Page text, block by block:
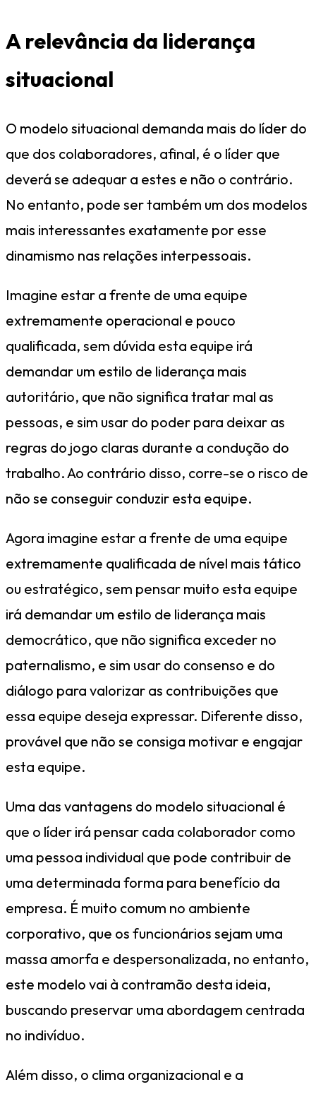
A relevância da liderança
situacional
O modelo situacional demanda mais do líder do
que dos colaboradores, afinal, é o líder que
deverá se adequar a estes e não o contrário.
No entanto, pode ser também um dos modelos
mais interessantes exatamente por esse
dinamismo nas relações interpessoais.
Imagine estar a frente de uma equipe
extremamente operacional e pouco
qualificada, sem dúvida esta equipe irá
demandar um estilo de liderança mais
autoritário, que não significa tratar mal as
pessoas, e sim usar do poder para deixar as
regras do jogo claras durante a condução do
trabalho. Ao contrário disso, corre-se o risco de
não se conseguir conduzir esta equipe.
Agora imagine estar a frente de uma equipe
extremamente qualificada de nível mais tático
ou estratégico, sem pensar muito esta equipe
irá demandar um estilo de liderança mais
democrático, que não significa exceder no
paternalismo, e sim usar do consenso e do
diálogo para valorizar as contribuições que
essa equipe deseja expressar. Diferente disso,
provável que não se consiga motivar e engajar
esta equipe.
Uma das vantagens do modelo situacional é
que o líder irá pensar cada colaborador como
uma pessoa individual que pode contribuir de
uma determinada forma para benefício da
empresa. É muito comum no ambiente
corporativo, que os funcionários sejam uma
massa amorfa e despersonalizada, no entanto,
este modelo vai à contramão desta ideia,
buscando preservar uma abordagem centrada
no indivíduo.
Além disso, o clima organizacional e a